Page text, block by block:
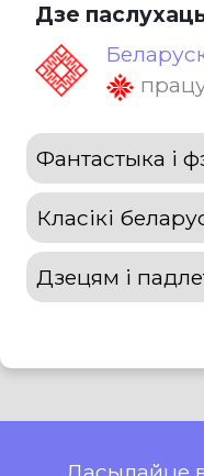
Дзе
Фантастыка і
Класікі
Дзецям і